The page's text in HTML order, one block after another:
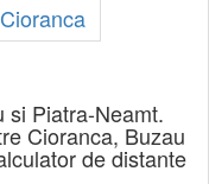
si Piatra-Neamt.
Cioranca, Buzau
de distante